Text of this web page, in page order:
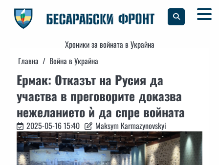
content
Хроники за войната в Украйна
Главна
Война в Украйна
Ермак: Отказът на Русия да
участва в преговорите доказва
нежеланието ѝ да спре войната
2025-05-16 15:40 Maksym Karmazynovskyi